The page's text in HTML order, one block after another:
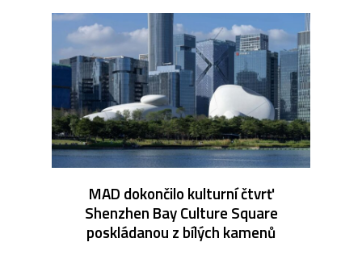
MAD dokončilo kulturní čtvrť
Shenzhen Bay Culture Square
poskládanou z bílých kamenů